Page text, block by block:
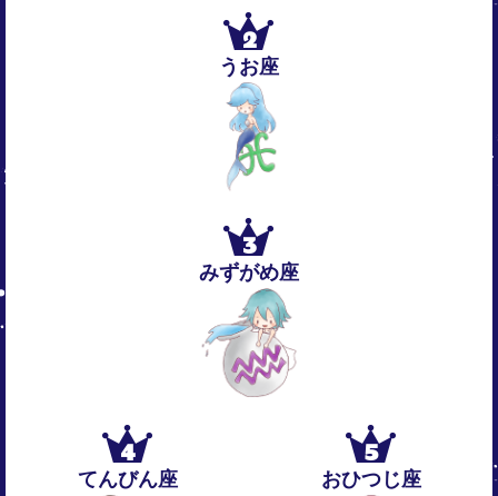
2
うお座
3
みずがめ座
4
てんびん座
5
おひつじ座